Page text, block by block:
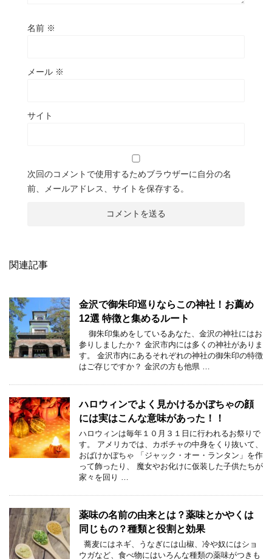
名前 ※
メール ※
サイト
次回のコメントで使用するためブラウザーに自分の名
前、メールアドレス、サイトを保存する。
関連記事
金沢で御朱印巡りならこの神社！お薦め
12選 特徴と集めるルート
御朱印集めをしているあなた、金沢の神社にはお
参りしましたか？ 金沢市内には多くの神社がありま
す。 金沢市内にあるそれぞれの神社の御朱印の特徴
はご存じですか？ 金沢の方も他県 …
ハロウィンでよく見かけるかぼちゃの顔
には実はこんな意味があった！！
ハロウィンは毎年１０月３１日に行われるお祭りで
す。 アメリカでは、カボチャの中身をくり抜いて、
おばけかぼちゃ 「ジャック・オー・ランタン」を作
って飾ったり、 魔女やお化けに仮装した子供たちが
家々を回り …
薬味の名前の由来とは？薬味とかやくは
同じもの？種類と役割と効果
蕎麦にはネギ、うなぎには山椒、冷や奴にはショ
ウガなど、食べ物にはいろんな種類の薬味がつきも